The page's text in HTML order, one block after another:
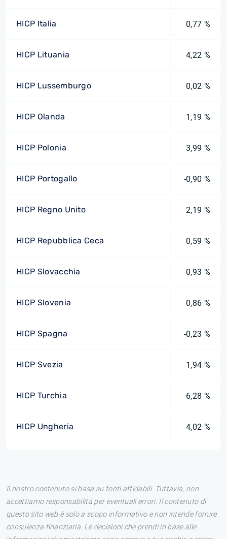
HICP Italia 0,77 %
HICP Lituania 4,22 %
HICP Lussemburgo 0,02 %
HICP Olanda 1,19 %
HICP Polonia 3,99 %
HICP Portogallo -0,90 %
HICP Regno Unito 2,19 %
HICP Repubblica Ceca 0,59 %
HICP Slovacchia 0,93 %
HICP Slovenia 0,86 %
HICP Spagna -0,23 %
HICP Svezia 1,94 %
HICP Turchia 6,28 %
HICP Ungheria 4,02 %
Il nostro contenuto si basa su fonti affidabili. Tuttavia, non
accettiamo responsabilità per eventuali errori. Il contenuto di
questo sito web è solo a scopo informativo e non intende fornire
consulenza finanziaria. Le decisioni che prendi in base alle